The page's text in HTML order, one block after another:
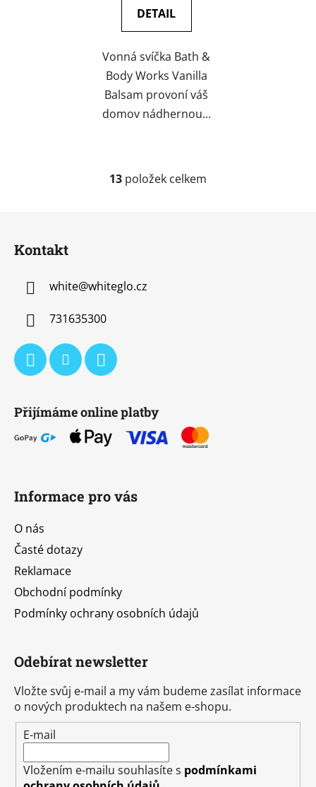
DETAIL
Vonná svíčka Bath &
Body Works Vanilla
Balsam provoní váš
domov nádhernou...
O
p
i
s
13 položek celkem
Kontakt
white@whiteglo.cz
731635300
Přijímáme online platby
Informace pro vás
O nás
Časté dotazy
Reklamace
Obchodní podmínky
Podmínky ochrany osobních údajů
Odebírat newsletter
Vložte svůj e-mail a my vám budeme zasílat informace
o nových produktech na našem e-shopu.
E-mail
Vložením e-mailu souhlasíte s podmínkami